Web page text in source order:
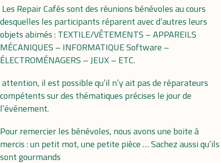
Les Repair Cafés sont des réunions bénévoles au cours
desquelles les participants réparent avec d’autres leurs
objets abimés : TEXTILE/VÊTEMENTS – APPAREILS
MÉCANIQUES – INFORMATIQUE Software –
ÉLECTROMÉNAGERS – JEUX – ETC.
attention, il est possible qu’il n’y ait pas de réparateurs
compétents sur des thématiques précises le jour de
l’événement.
Pour remercier les bénévoles, nous avons une boite à
mercis : un petit mot, une petite pièce … Sachez aussi qu’ils
sont gourmands